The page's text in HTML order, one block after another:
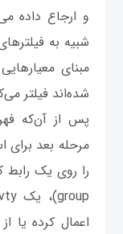
و ارجاع داده
شبیه به
مبنای
شده‌اند فیلتر
پس از آن‌که
مرحله بعد
اعمال کرده یا